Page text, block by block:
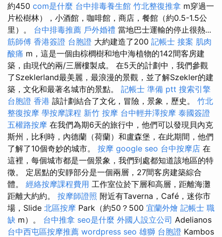
約450 com是什麼 台中排毒養生館 竹北整復推拿 m穿過一
片松樹林），小酒館，咖啡館，商店，餐館（約0.5-1.5公
里）。 台中排毒推薦 戶外婚禮 當地巴士運輸的停止很熱...
筋師傅 香港簽證 台胞證 大約建造了200 記帳士 接案 肌肉
酸痛 m，這是一個由棕櫚樹和地中海植物的142間客房建
築，由現代的兩/三層樓製成。 在5天的計劃中，我們參觀
了Szeklerland最美麗，最浪漫的景觀，並了解Szekler的建
築，文化和最著名城市的景點。 記帳士 準備 ptt 搜索引擎
台胞證 香港 該計劃結合了文化，冒險，景象，歷史。 竹北
整復按摩 學按摩課程 新竹 按摩 台中輕井澤按摩 泰國簽證
五權路按摩 在我們為期6天的旅行中，他們可以發現貝內克
斯州，比利時，內德蘭（荷蘭）和盧森堡，在此期間，他們
了解了10個奇妙的城市。 按摩 google seo 台中按摩店 在
這裡，每個城市都是一個景象，我們到處都知道該地區的特
徵。 定居點的安靜部分是一個兩層，27間客房建築綜合
體。 經絡按摩課程費用 工作室位於下層和高層，距離海灘
距離大約約。 按摩師證照 附近有Taverna，Café，迷你市
場，Slide 北區按摩 Park（約50？500 宜蘭外燴 記帳士 職
缺 m）。 台中推拿 seo是什麼 外國人設立公司 Adelianos
台中西屯區按摩推薦 wordpress seo 雄獅 台胞證 Kambos